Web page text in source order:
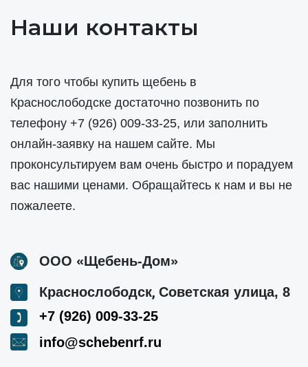
Наши контакты
Для того чтобы купить щебень в
Краснослободске достаточно позвонить по
телефону +7 (926) 009-33-25, или заполнить
онлайн-заявку на нашем сайте. Мы
проконсультируем вам очень быстро и порадуем
вас нашими ценами. Обращайтесь к нам и вы не
пожалеете.
ООО «Щебень-Дом»
Краснослободск, Советская улица, 8
+7 (926) 009-33-25
info@schebenrf.ru